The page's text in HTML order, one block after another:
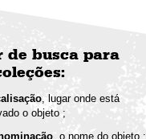
de buscapara
, lugar onde está
o objeto ;
, o nome do objeto ;